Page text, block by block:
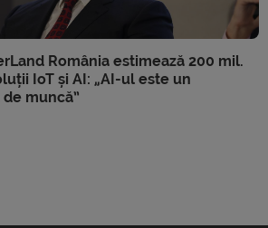
România estimează 200 mil.
IoT și AI: „AI-ul este un
muncă”